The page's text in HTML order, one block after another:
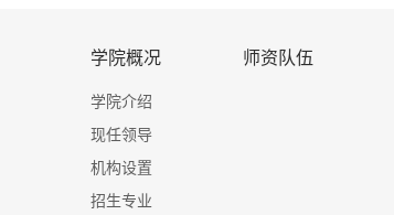
学院概况
学院介绍
现任领导
机构设置
招生专业
师资队伍